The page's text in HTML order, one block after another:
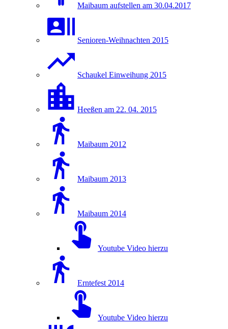
Maibaum aufstellen am 30.04.2017
Senioren-Weihnachten 2015
Schaukel Einweihung 2015
Heeßen am 22. 04. 2015
Maibaum 2012
Maibaum 2013
Maibaum 2014
Youtube Video hierzu
Erntefest 2014
Youtube Video hierzu